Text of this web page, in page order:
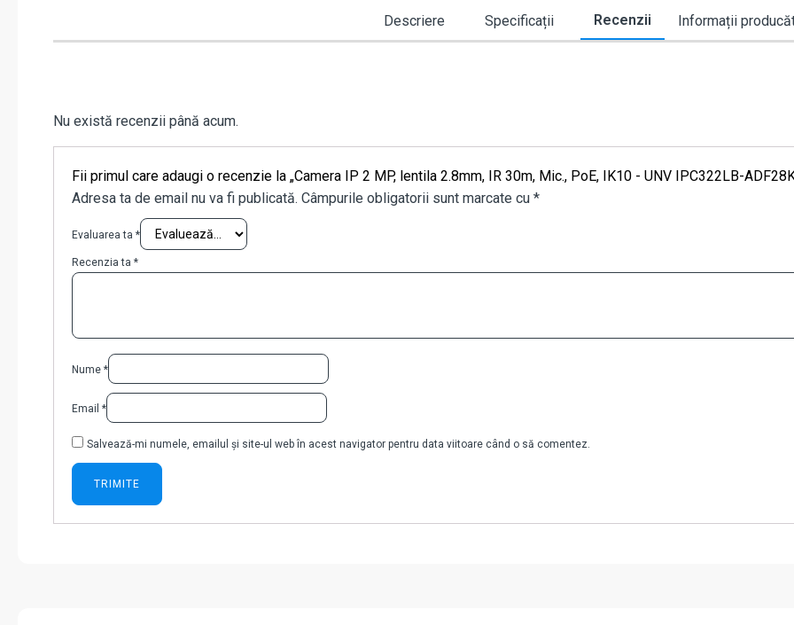
Descriere Specificații Recenzii Informații
Nu există recenzii până acum.
Fii primul care adaugi o recenzie la „Camera IP 2 MP, lentila 2.8mm, IR 30m, Mic., PoE, IK10 - UNV IPC322LB-
Adresa ta de email nu va fi publicată. Câmpurile obligatorii sunt marcate cu *
Evaluarea ta *
Recenzia ta *
Nume *
Email *
Salvează-mi numele, emailul și site-ul web în acest navigator pentru data viitoare când o să comentez.